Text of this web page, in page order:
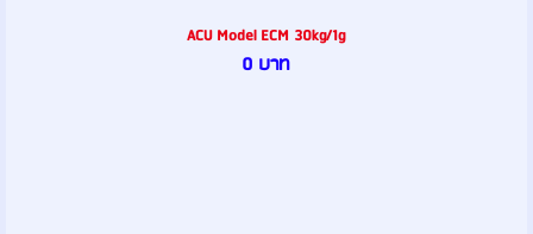
ACU Model ECM 30kg/1g
0 บาท